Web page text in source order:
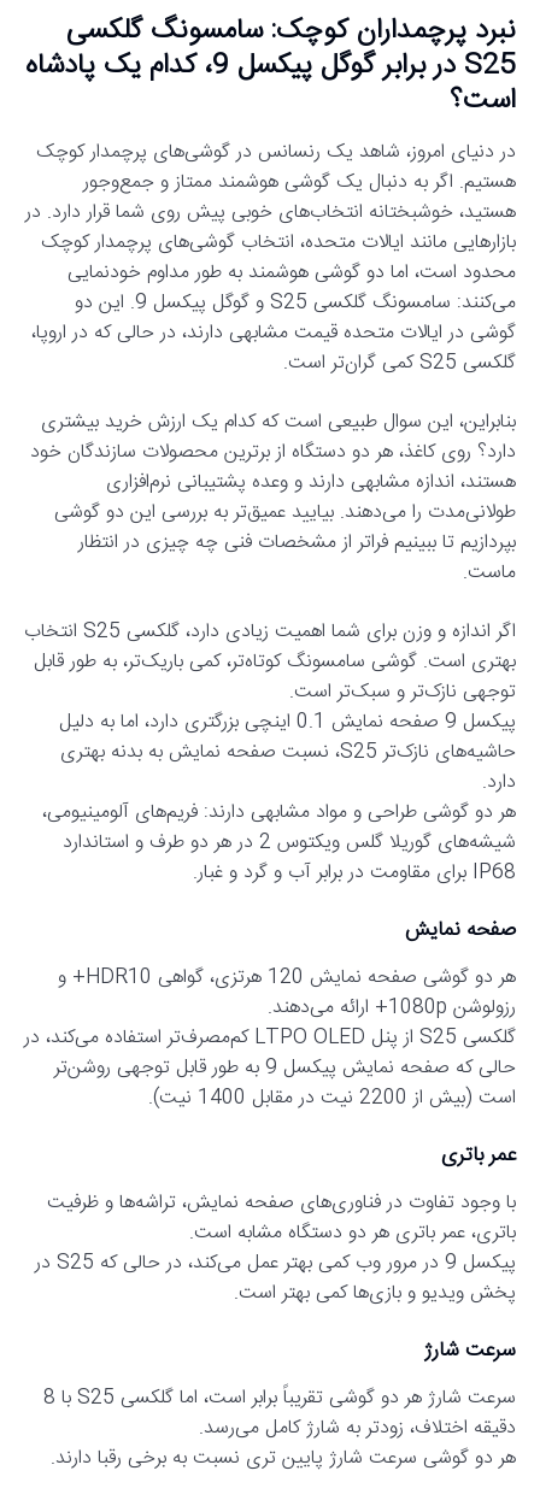
نبرد پرچمداران کوچک: سامسونگ گلکسی
S25 در برابر گوگل پیکسل 9، کدام یک پادشاه
است؟
در دنیای امروز، شاهد یک رنسانس در گوشی‌های پرچمدار کوچک
هستیم. اگر به دنبال یک گوشی هوشمند ممتاز و جمع‌وجور
هستید، خوشبختانه انتخاب‌های خوبی پیش روی شما قرار دارد. در
بازارهایی مانند ایالات متحده، انتخاب گوشی‌های پرچمدار کوچک
محدود است، اما دو گوشی هوشمند به طور مداوم خودنمایی
می‌کنند: سامسونگ گلکسی S25 و گوگل پیکسل 9. این دو
گوشی در ایالات متحده قیمت مشابهی دارند، در حالی که در اروپا،
گلکسی S25 کمی گران‌تر است.
بنابراین، این سوال طبیعی است که کدام یک ارزش خرید بیشتری
دارد؟ روی کاغذ، هر دو دستگاه از برترین محصولات سازندگان خود
هستند، اندازه مشابهی دارند و وعده پشتیبانی نرم‌افزاری
طولانی‌مدت را می‌دهند. بیایید عمیق‌تر به بررسی این دو گوشی
بپردازیم تا ببینیم فراتر از مشخصات فنی چه چیزی در انتظار
ماست.
اگر اندازه و وزن برای شما اهمیت زیادی دارد، گلکسی S25 انتخاب
بهتری است. گوشی سامسونگ کوتاه‌تر، کمی باریک‌تر، به طور قابل
توجهی نازک‌تر و سبک‌تر است.
پیکسل 9 صفحه نمایش 0.1 اینچی بزرگتری دارد، اما به دلیل
حاشیه‌های نازک‌تر S25، نسبت صفحه نمایش به بدنه بهتری
دارد.
هر دو گوشی طراحی و مواد مشابهی دارند: فریم‌های آلومینیومی،
شیشه‌های گوریلا گلس ویکتوس 2 در هر دو طرف و استاندارد
IP68 برای مقاومت در برابر آب و گرد و غبار.
صفحه نمایش
هر دو گوشی صفحه نمایش 120 هرتزی، گواهی HDR10+ و
رزولوشن 1080p+ ارائه می‌دهند.
گلکسی S25 از پنل LTPO OLED کم‌مصرف‌تر استفاده می‌کند، در
حالی که صفحه نمایش پیکسل 9 به طور قابل توجهی روشن‌تر
است (بیش از 2200 نیت در مقابل 1400 نیت).
عمر باتری
با وجود تفاوت در فناوری‌های صفحه نمایش، تراشه‌ها و ظرفیت
باتری، عمر باتری هر دو دستگاه مشابه است.
پیکسل 9 در مرور وب کمی بهتر عمل می‌کند، در حالی که S25 در
پخش ویدیو و بازی‌ها کمی بهتر است.
سرعت شارژ
سرعت شارژ هر دو گوشی تقریباً برابر است، اما گلکسی S25 با 8
دقیقه اختلاف، زودتر به شارژ کامل می‌رسد.
هر دو گوشی سرعت شارژ پایین تری نسبت به برخی رقبا دارند.